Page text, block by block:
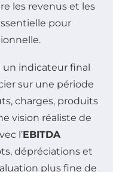
les revenus et les
pour
indicateur final
sur une période
charges, produits
vision réaliste de
l’EBITDA
dépréciations et
plus fine de